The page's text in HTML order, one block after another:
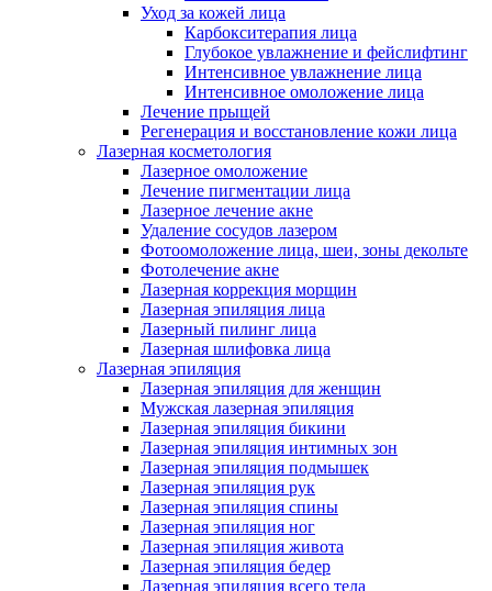
Уход за кожей лица
Карбокситерапия лица
Глубокое увлажнение и фейслифтинг
Интенсивное увлажнение лица
Интенсивное омоложение лица
Лечение прыщей
Регенерация и восстановление кожи лица
Лазерная косметология
Лазерное омоложение
Лечение пигментации лица
Лазерное лечение акне
Удаление сосудов лазером
Фотоомоложение лица, шеи, зоны декольте
Фотолечение акне
Лазерная коррекция морщин
Лазерная эпиляция лица
Лазерный пилинг лица
Лазерная шлифовка лица
Лазерная эпиляция
Лазерная эпиляция для женщин
Мужская лазерная эпиляция
Лазерная эпиляция бикини
Лазерная эпиляция интимных зон
Лазерная эпиляция подмышек
Лазерная эпиляция рук
Лазерная эпиляция спины
Лазерная эпиляция ног
Лазерная эпиляция живота
Лазерная эпиляция бедер
Лазерная эпиляция всего тела